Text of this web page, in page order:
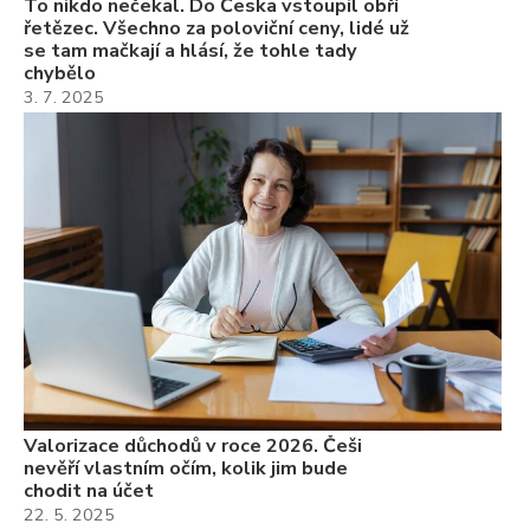
To nikdo nečekal. Do Česka vstoupil obří
řetězec. Všechno za poloviční ceny, lidé už
se tam mačkají a hlásí, že tohle tady
chybělo
3. 7. 2025
Valorizace důchodů v roce 2026. Češi
nevěří vlastním očím, kolik jim bude
chodit na účet
22. 5. 2025